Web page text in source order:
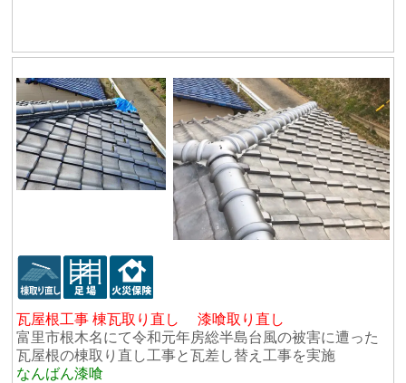
瓦屋根工事 棟瓦取り直し 漆喰取り直し
富里市根木名にて令和元年房総半島台風の被害に遭った
瓦屋根の棟取り直し工事と瓦差し替え工事を実施
なんばん漆喰